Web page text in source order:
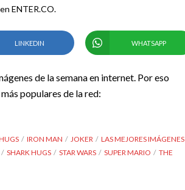
ENTER.CO.
LINKEDIN WHATSAPP
de la semana en internet. Por eso
populares de la red:
IRON MAN JOKER
LAS MEJORES IMÁGENES
SHARK HUGS STAR WARS SUPER MARIO
THE